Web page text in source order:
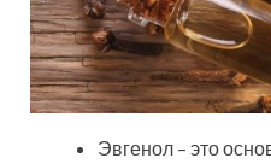
Эвгенол – это